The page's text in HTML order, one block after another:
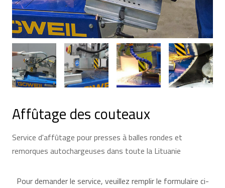
Affûtage des couteaux
Service d'affûtage pour presses à balles rondes et
remorques autochargeuses dans toute la Lituanie
Pour demander le service, veuillez remplir le formulaire ci-